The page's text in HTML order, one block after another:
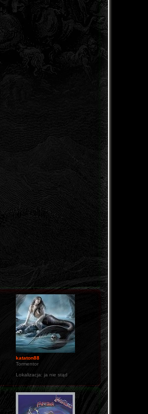
kataton88
Tormentor
Lokalizacja: ja nie stąd